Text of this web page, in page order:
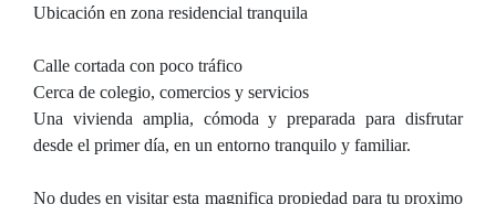
Ubicación en zona residencial tranquila
Calle cortada con poco tráfico
Cerca de colegio, comercios y servicios
Una vivienda amplia, cómoda y preparada para disfrutar
desde el primer día, en un entorno tranquilo y familiar.
No dudes en visitar esta magnifica propiedad para tu proximo